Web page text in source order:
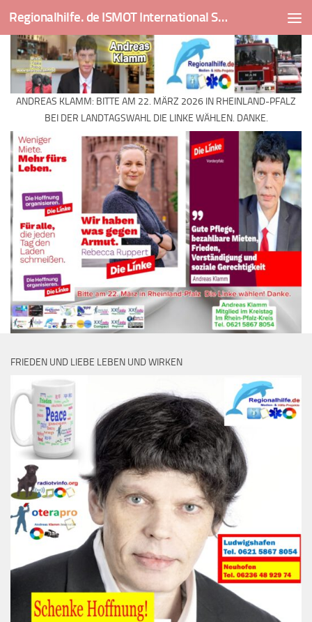
Skip to content Regionalhilfe. de ISMOT International Social And Medical Outreach Team
ANDREAS KLAMM: BITTE AM 22. MÄRZ 2026 IN RHEINLAND-PFALZ
BEI DER LANDTAGSWAHL DIE LINKE WÄHLEN. DANKE.
FRIEDEN UND LIEBE LEBEN UND WIRKEN